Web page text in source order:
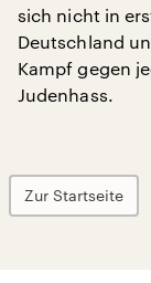
sich nicht in
Deutschland
Kampf gegen
Judenhass.
Zur Startseite